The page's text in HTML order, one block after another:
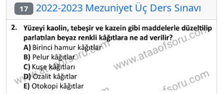
17 2022-2023 Mezuniyet Üç Ders Sınavı